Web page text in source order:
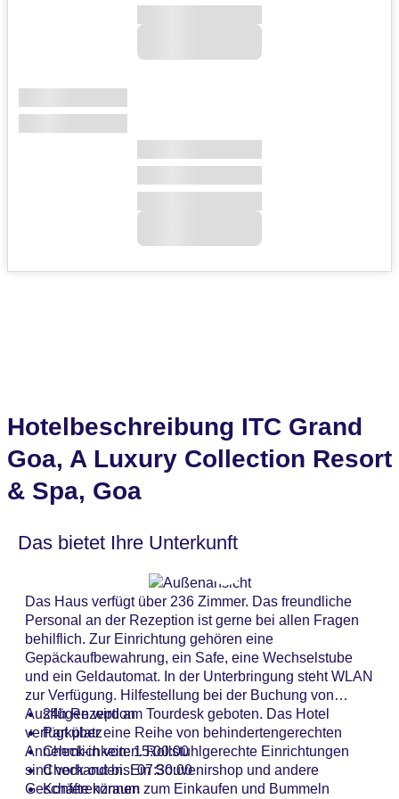
Hotelbeschreibung ITC Grand
Goa, A Luxury Collection Resort
& Spa, Goa
Das bietet Ihre Unterkunft
Das Haus verfügt über 236 Zimmer. Das freundliche
Personal an der Rezeption ist gerne bei allen Fragen
behilflich. Zur Einrichtung gehören eine
Gepäckaufbewahrung, ein Safe, eine Wechselstube
und ein Geldautomat. In der Unterbringung steht WLAN
zur Verfügung. Hilfestellung bei der Buchung von
Ausflügen wird am Tourdesk geboten. Das Hotel
verfügt über eine Reihe von behindertengerechten
Annehmlichkeiten. Rollstuhlgerechte Einrichtungen
sind vorhanden. Ein Souvenirshop und andere
Geschäfte können zum Einkaufen und Bummeln
24h Rezeption
Parkplatz
Check-in von: 15:00:00
Check-out bis: 07:30:00
Konferenzraum